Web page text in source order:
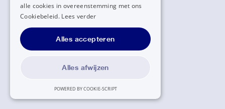
alle cookies in overeenstemming met ons
Cookiebeleid. Lees verder
Alles accepteren
Alles afwijzen
POWERED BY COOKIE-SCRIPT